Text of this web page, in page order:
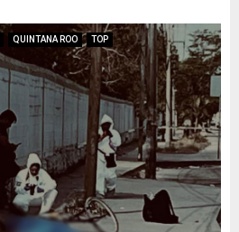
QUINTANA ROO TOP